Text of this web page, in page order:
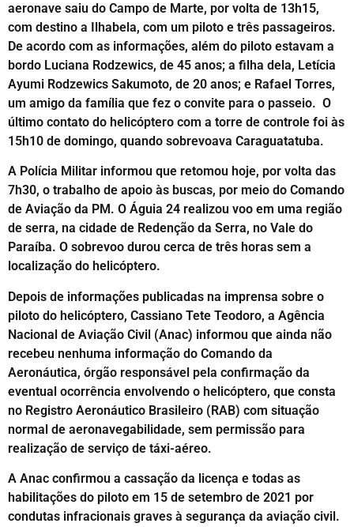
aeronave saiu do Campo de Marte, por volta de 13h15,
com destino a Ilhabela, com um piloto e três passageiros.
De acordo com as informações, além do piloto estavam a
bordo Luciana Rodzewics, de 45 anos; a filha dela, Letícia
Ayumi Rodzewics Sakumoto, de 20 anos; e Rafael Torres,
um amigo da família que fez o convite para o passeio. O
último contato do helicóptero com a torre de controle foi às
15h10 de domingo, quando sobrevoava Caraguatatuba.
A Polícia Militar informou que retomou hoje, por volta das
7h30, o trabalho de apoio às buscas, por meio do Comando
de Aviação da PM. O Águia 24 realizou voo em uma região
de serra, na cidade de Redenção da Serra, no Vale do
Paraíba. O sobrevoo durou cerca de três horas sem a
localização do helicóptero.
Depois de informações publicadas na imprensa sobre o
piloto do helicóptero, Cassiano Tete Teodoro, a Agência
Nacional de Aviação Civil (Anac) informou que ainda não
recebeu nenhuma informação do Comando da
Aeronáutica, órgão responsável pela confirmação da
eventual ocorrência envolvendo o helicóptero, que consta
no Registro Aeronáutico Brasileiro (RAB) com situação
normal de aeronavegabilidade, sem permissão para
realização de serviço de táxi-aéreo.
A Anac confirmou a cassação da licença e todas as
habilitações do piloto em 15 de setembro de 2021 por
condutas infracionais graves à segurança da aviação civil.